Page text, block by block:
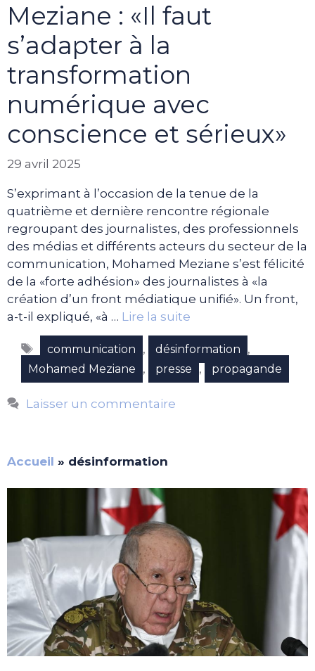
Meziane : «Il faut
s’adapter à la
transformation
numérique avec
conscience et sérieux»
29 avril 2025
S’exprimant à l’occasion de la tenue de la
quatrième et dernière rencontre régionale
regroupant des journalistes, des professionnels
des médias et différents acteurs du secteur de la
communication, Mohamed Meziane s’est félicité
de la «forte adhésion» des journalistes à «la
création d’un front médiatique unifié». Un front,
a-t-il expliqué, «à … Lire la suite
Étiquettes
communication , désinformation ,
Mohamed Meziane , presse , propagande
Laisser un commentaire
Accueil » désinformation